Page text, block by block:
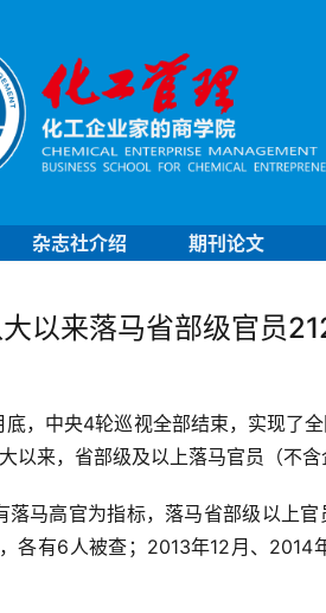
杂志社介绍 期刊论文
以来落马省部级官员
，中央4轮巡视全部结束，实现了
以来，省部级及以上落马官员（不
落马高官为指标，落马省部级以上
各有6人被查；2013年12月、